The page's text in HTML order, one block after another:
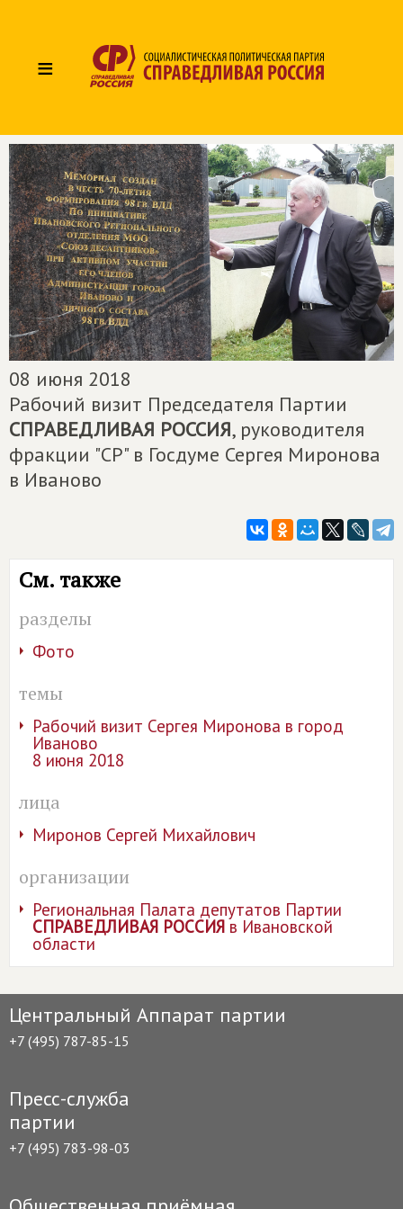
≡
08 июня 2018
Рабочий визит Председателя Партии
СПРАВЕДЛИВАЯ РОССИЯ, руководителя
фракции "СР" в Госдуме Сергея Миронова
в Иваново
См. также
разделы
Фото
темы
Рабочий визит Сергея Миронова в город
Иваново
8 июня 2018
лица
Миронов Сергей Михайлович
организации
Региональная Палата депутатов Партии
СПРАВЕДЛИВАЯ РОССИЯв Ивановской
области
Центральный Аппарат партии
+7 (495) 787-85-15
Пресс-служба
партии
+7 (495) 783-98-03